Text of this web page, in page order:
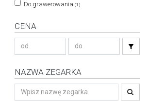
Do grawerowania (1)
CENA
NAZWA ZEGARKA